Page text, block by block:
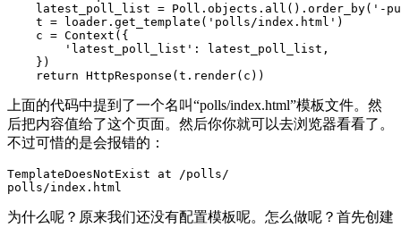
latest_poll_list = Poll.objects.all().order_by('-
    t = loader.get_template('polls/index.html')
    c = Context({
        'latest_poll_list': latest_poll_list,
    })
    return HttpResponse(t.render(c))
上面的代码中提到了一个名叫“polls/index.html”模板文件。然
后把内容值给了这个页面。然后你你就可以去浏览器看看了。
不过可惜的是会报错的：
TemplateDoesNotExist at /polls/
polls/index.html
为什么呢？原来我们还没有配置模板呢。怎么做呢？首先创建